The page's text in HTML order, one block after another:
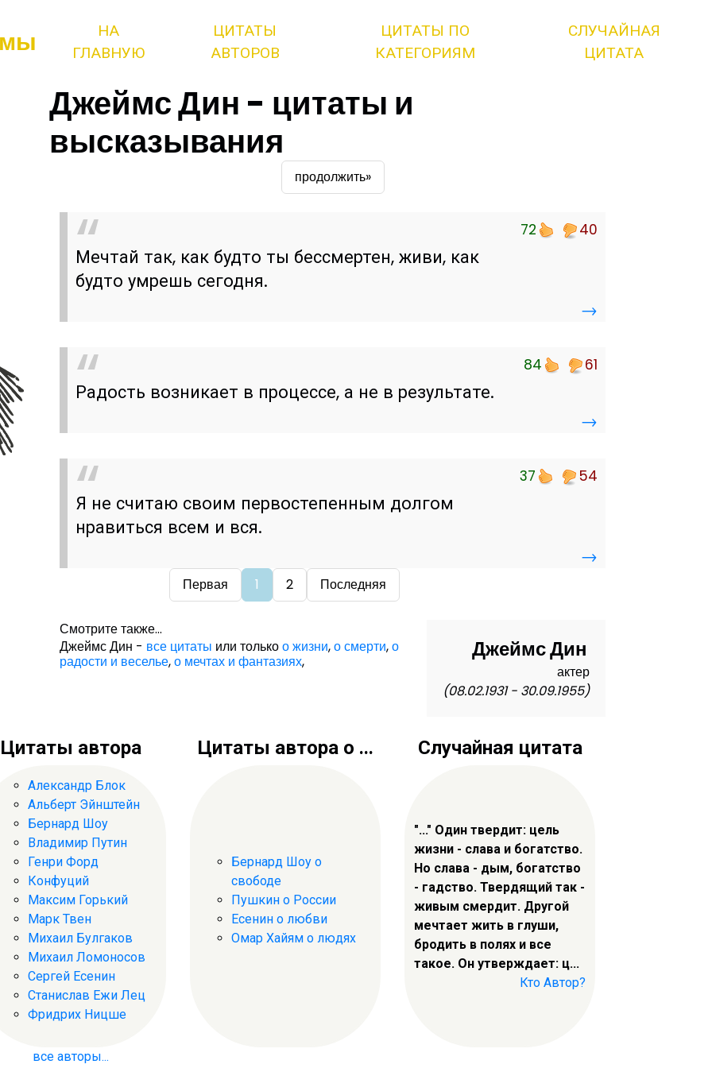
НА
ГЛАВНУЮ
ЦИТАТЫ
АВТОРОВ
ЦИТАТЫ ПО
КАТЕГОРИЯМ
СЛУЧАЙНАЯ
ЦИТАТА
Джеймс Дин - цитаты и
высказывания
продолжить»
72 40
Мечтай так, как будто ты бессмертен, живи, как
будто умрешь сегодня.
→
84 61
Радость возникает в процессе, а не в результате.
→
37 54
Я не считаю своим первостепенным долгом
нравиться всем и вся.
→
Первая 1 2 Последняя
Джеймс Дин
актер
(08.02.1931 - 30.09.1955)
Смотрите также...
Джеймс Дин - все цитаты или толькоо жизни,о смерти,о
радости и веселье,о мечтах и фантазиях,
Цитаты автора
Александр Блок
Альберт Эйнштейн
Бернард Шоу
Владимир Путин
Генри Форд
Конфуций
Максим Горький
Марк Твен
Михаил Булгаков
Михаил Ломоносов
Сергей Есенин
Станислав Ежи Лец
Фридрих Ницше
все авторы...
Цитаты автора о ...
Бернард Шоу о
свободе
Пушкин о России
Есенин о любви
Омар Хайям о людях
Случайная цитата
"..." Один твердит: цель
жизни - слава и богатство.
Но слава - дым, богатство
- гадство. Твердящий так -
живым смердит. Другой
мечтает жить в глуши,
бродить в полях и все
такое. Он утверждает: ц...
Кто Автор?